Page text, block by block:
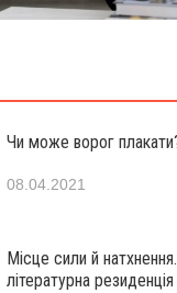
Чи може ворог
08.04.2021
Місце сили й
літературна резиденція